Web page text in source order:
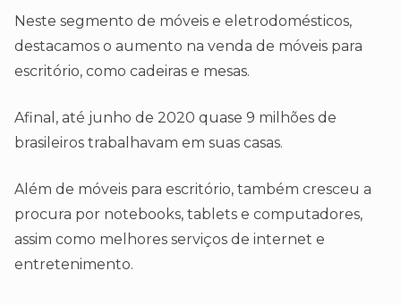
Neste segmento de móveis e eletrodomésticos,
destacamos o aumento na venda de móveis para
escritório, como cadeiras e mesas.
Afinal, até junho de 2020 quase 9 milhões de
brasileiros trabalhavam em suas casas.
Além de móveis para escritório, também cresceu a
procura por notebooks, tablets e computadores,
assim como melhores serviços de internet e
entretenimento.